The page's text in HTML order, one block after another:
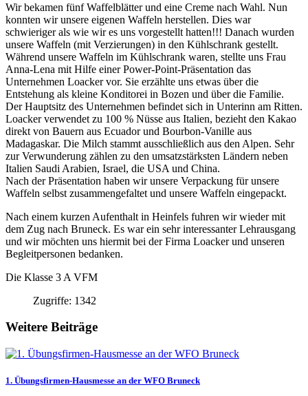
Wir bekamen fünf Waffelblätter und eine Creme nach Wahl. Nun
konnten wir unsere eigenen Waffeln herstellen. Dies war
schwieriger als wie wir es uns vorgestellt hatten!!! Danach wurden
unsere Waffeln (mit Verzierungen) in den Kühlschrank gestellt.
Während unsere Waffeln im Kühlschrank waren, stellte uns Frau
Anna-Lena mit Hilfe einer Power-Point-Präsentation das
Unternehmen Loacker vor. Sie erzählte uns etwas über die
Entstehung als kleine Konditorei in Bozen und über die Familie.
Der Hauptsitz des Unternehmen befindet sich in Unterinn am Ritten.
Loacker verwendet zu 100 % Nüsse aus Italien, bezieht den Kakao
direkt von Bauern aus Ecuador und Bourbon-Vanille aus
Madagaskar. Die Milch stammt ausschließlich aus den Alpen. Sehr
zur Verwunderung zählen zu den umsatzstärksten Ländern neben
Italien Saudi Arabien, Israel, die USA und China.
Nach der Präsentation haben wir unsere Verpackung für unsere
Waffeln selbst zusammengefaltet und unsere Waffeln eingepackt.
Nach einem kurzen Aufenthalt in Heinfels fuhren wir wieder mit
dem Zug nach Bruneck. Es war ein sehr interessanter Lehrausgang
und wir möchten uns hiermit bei der Firma Loacker und unseren
Begleitpersonen bedanken.
Die Klasse 3 A VFM
Zugriffe: 1342
Weitere Beiträge
1. Übungsfirmen-Hausmesse an der WFO Bruneck